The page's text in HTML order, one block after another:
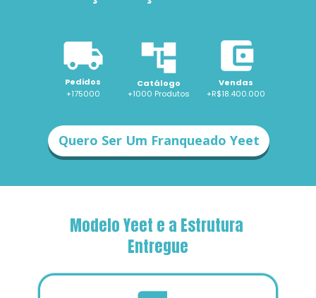
Pedidos Catálogo
Vendas
+175000
+R$18.400.000
+1000 Produtos
Quero Ser Um Franqueado Yeet
Modelo Yeet e a Estrutura
Entregue